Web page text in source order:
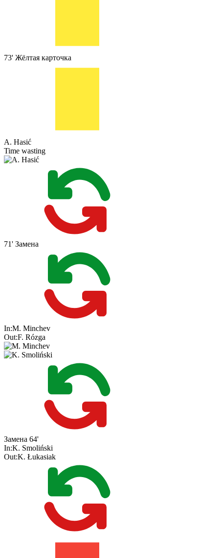
73' Жёлтая карточка
A. Hasić
Time wasting
71' Замена
In:M. Minchev
Out:F. Rózga
Замена 64'
In:K. Smoliński
Out:K. Łukasiak